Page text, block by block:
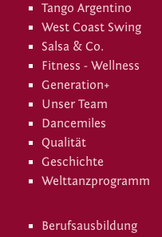
Tango Argentino
West Coast Swing
Salsa & Co.
Fitness - Wellness
Generation+
Unser Team
Dancemiles
Qualität
Geschichte
Welttanzprogramm
Berufsausbildung